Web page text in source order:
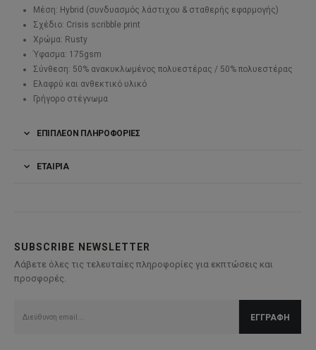
Μέση: Hybrid (συνδυασμός λάστιχου & σταθερής εφαρμογής)
Σχέδιο: Crisis scribble print
Χρώμα: Rusty
Ύφασμα: 175gsm
Σύνθεση: 50% ανακυκλωμένος πολυεστέρας / 50% πολυεστέρας
Ελαφρύ και ανθεκτικό υλικό
Γρήγορο στέγνωμα
ΕΠΙΠΛΈΟΝ ΠΛΗΡΟΦΟΡΊΕΣ
ΕΤΑΙΡΊΑ
SUBSCRIBE NEWSLETTER
Λάβετε όλες τις τελευταίες πληροφορίες για εκπτώσεις και
προσφορές.